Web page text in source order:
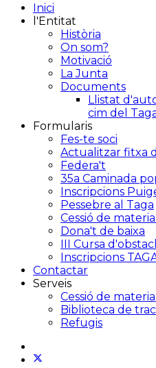
Inici
l'Entitat
Història
On som?
Motivació
La Junta
Documents
Llistat
cim del
Formularis
Fes-te soci
Actualitzar fitxa
Federa't
35a Caminada
Inscripcions
Pessebre al Taga
Cessió de material
Dona't de baixa
III Cursa
Inscripcions
Contactar
Serveis
Cessió de material
Biblioteca de
Refugis